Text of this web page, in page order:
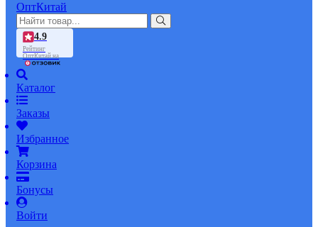
ОптКитай
4.9
Рейтинг
ОптКитай на
Каталог
Заказы
Избранное
Корзина
Бонусы
Войти